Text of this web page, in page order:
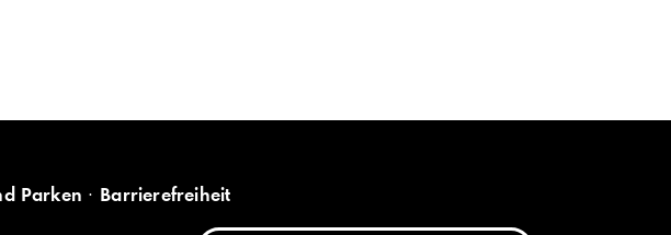
Parken Barrierefreiheit